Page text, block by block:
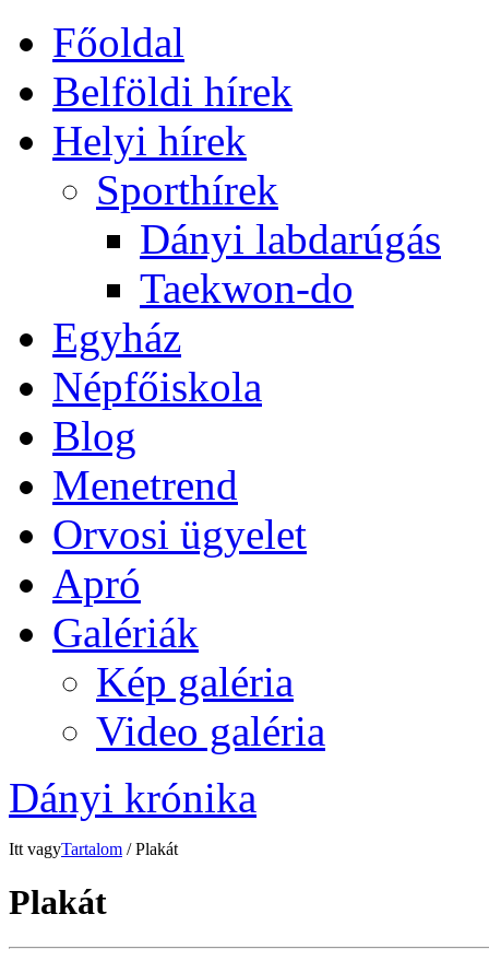
Főoldal
Belföldi hírek
Helyi hírek
Sporthírek
Dányi labdarúgás
Taekwon-do
Egyház
Népfőiskola
Blog
Menetrend
Orvosi ügyelet
Apró
Galériák
Kép galéria
Video galéria
Dányi krónika
Itt vagyTartalom / Plakát
Plakát